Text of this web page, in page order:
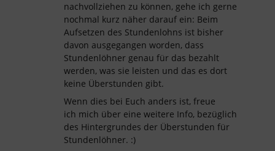
nachvollziehen zu können, gehe ich gerne
nochmal kurz näher darauf ein: Beim
Aufsetzen des Stundenlohns ist bisher
davon ausgegangen worden, dass
Stundenlöhner genau für das bezahlt
werden, was sie leisten und das es dort
keine Überstunden gibt.
Wenn dies bei Euch anders ist, freue
ich mich über eine weitere Info, bezüglich
des Hintergrundes der Überstunden für
Stundenlöhner. :)